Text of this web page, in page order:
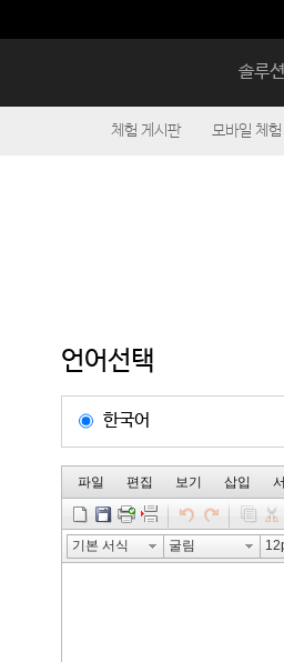
솔루
체험 게시판 모바일 체험
언어선택
한국어